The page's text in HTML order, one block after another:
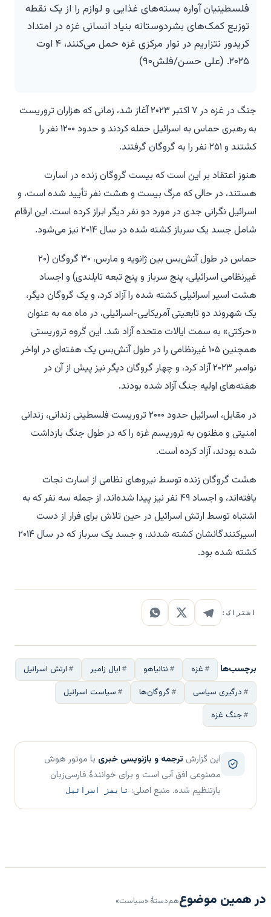
فلسطینیان آواره بسته‌های غذایی و لوازم را از یک نقطه
توزیع کمک‌های بشردوستانه بنیاد انسانی غزه در امتداد
کریدور نتزاریم در نوار مرکزی غزه حمل می‌کنند، ۴ اوت
۲۰۲۵. (علی حسن/فلش۹۰)
جنگ در غزه در ۷ اکتبر ۲۰۲۳ آغاز شد، زمانی که هزاران تروریست
به رهبری حماس به اسرائیل حمله کردند و حدود ۱۲۰۰ نفر را
کشتند و ۲۵۱ نفر را به گروگان گرفتند.
هنوز اعتقاد بر این است که بیست گروگان زنده در اسارت
هستند، در حالی که مرگ بیست و هشت نفر تأیید شده است، و
اسرائیل نگرانی جدی در مورد دو نفر دیگر ابراز کرده است. این ارقام
شامل جسد یک سرباز کشته شده در سال ۲۰۱۴ نیز می‌شود.
حماس در طول آتش‌بس بین ژانویه و مارس، ۳۰ گروگان (۲۰
غیرنظامی اسرائیلی، پنج سرباز و پنج تبعه تایلندی) و اجساد
هشت اسیر اسرائیلی کشته شده را آزاد کرد، و یک گروگان دیگر،
یک شهروند دو تابعیتی آمریکایی-اسرائیلی، در ماه مه به عنوان
«حرکتی» به سمت ایالات متحده آزاد شد. این گروه تروریستی
همچنین ۱۰۵ غیرنظامی را در طول آتش‌بس یک هفته‌ای در اواخر
نوامبر ۲۰۲۳ آزاد کرد، و چهار گروگان دیگر نیز پیش از آن در
هفته‌های اولیه جنگ آزاد شده بودند.
در مقابل، اسرائیل حدود ۲۰۰۰ تروریست فلسطینی زندانی، زندانی
امنیتی و مظنون به تروریسم غزه را که در طول جنگ بازداشت
شده بودند، آزاد کرده است.
هشت گروگان زنده توسط نیروهای نظامی از اسارت نجات
یافته‌اند، و اجساد ۴۹ نفر نیز پیدا شده‌اند، از جمله سه نفر که به
اشتباه توسط ارتش اسرائیل در حین تلاش برای فرار از دست
اسیرکنندگانشان کشته شدند، و جسد یک سرباز که در سال ۲۰۱۴
کشته شده بود.
اشتراک:
برچسب‌ها غزه نتانیاهو ایال زامیر
ارتش اسرائیل
درگیری سیاسی
گروگان‌ها
سیاست اسرائیل
جنگ غزه
این گزارش ترجمه و بازنویسی خبری با موتور هوش
مصنوعی افق آبی است و برای خوانندهٔ فارسی‌زبان
بازتنظیم شده. منبع اصلی: تایمز اسرائیل
در همین موضوعهم‌دستهٔ «سیاست»